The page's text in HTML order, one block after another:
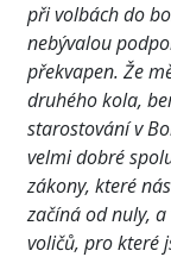
při volbách do
nebývalou
překvapen. Že
druhého kola,
starostování v
velmi dobré
zákony, které
začíná od nuly,
voličů, pro které